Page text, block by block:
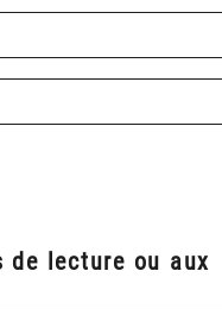
de lecture ou aux